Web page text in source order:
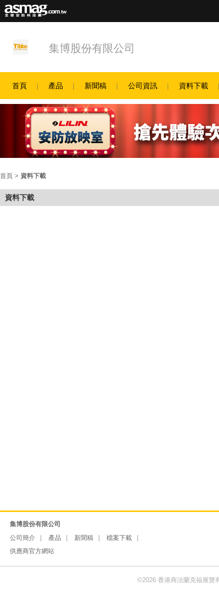
集博股份有限公司
首頁 產品 新聞稿 公司資訊 資料下載
首頁 > 資料下載
資料下載
集博股份有限公司
公司簡介
產品 新聞稿
檔案下載
供應商官方網站
©2026 香港商法蘭克福展覽